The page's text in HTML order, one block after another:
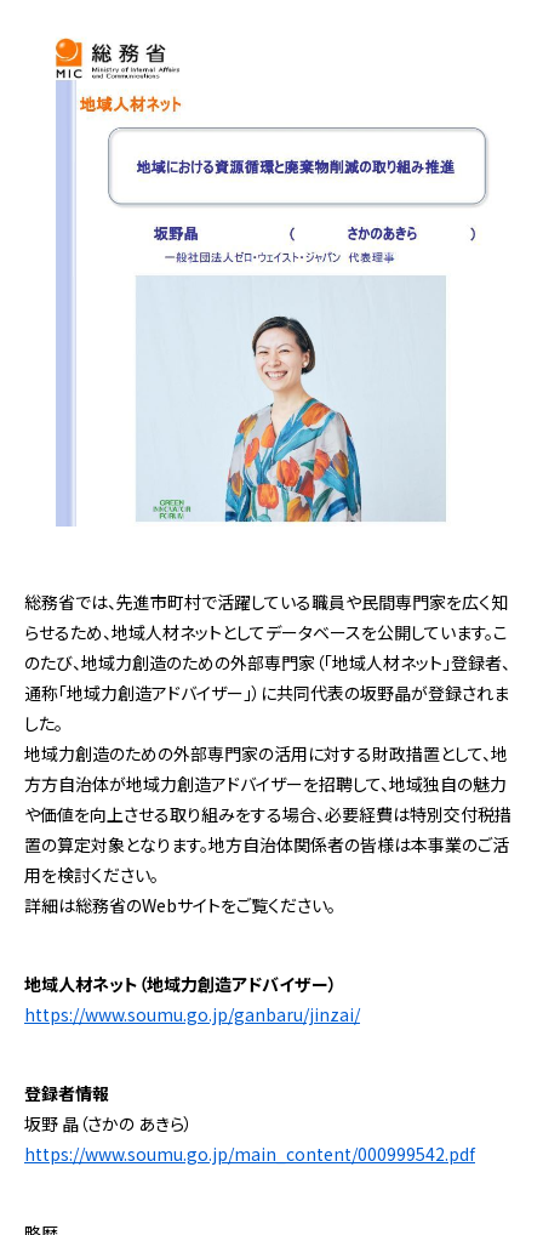
総務省では、先進市町村で活躍している職員や民間専門家を広く知
らせるため、地域人材ネットとしてデータベースを公開しています。こ
のたび、地域力創造のための外部専門家（「地域人材ネット」登録者、
通称「地域力創造アドバイザー」）に共同代表の坂野晶が登録されま
した。
地域力創造のための外部専門家の活用に対する財政措置として、地
方方自治体が地域力創造アドバイザーを招聘して、地域独自の魅力
や価値を向上させる取り組みをする場合、必要経費は特別交付税措
置の算定対象となります。地方自治体関係者の皆様は本事業のご活
用を検討ください。
詳細は総務省のWebサイトをご覧ください。
地域人材ネット（地域力創造アドバイザー）
https://www.soumu.go.jp/ganbaru/jinzai/
登録者情報
坂野 晶（さかの あきら）
https://www.soumu.go.jp/main_content/000999542.pdf